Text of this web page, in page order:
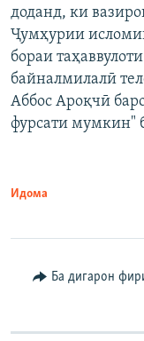
доданд, ки
Ҷумҳурии
бораи
байналмилалӣ
Аббос Ароқчӣ
фурсати мумкин"
Идома
Ба дигарон